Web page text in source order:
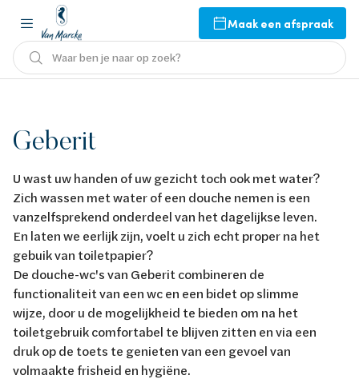
Maak een afspraak
Waar ben je naar op zoek?
Geberit
U wast uw handen of uw gezicht toch ook met water?
Zich wassen met water of een douche nemen is een
vanzelfsprekend onderdeel van het dagelijkse leven.
En laten we eerlijk zijn, voelt u zich echt proper na het
gebuik van toiletpapier?
De douche-wc's van Geberit combineren de
functionaliteit van een wc en een bidet op slimme
wijze, door u de mogelijkheid te bieden om na het
toiletgebruik comfortabel te blijven zitten en via een
druk op de toets te genieten van een gevoel van
volmaakte frisheid en hygiëne.